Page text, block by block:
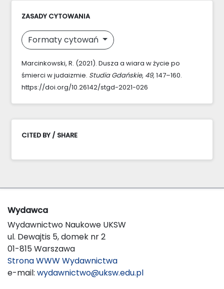
ZASADY CYTOWANIA
Formaty cytowań
Marcinkowski, R. (2021). Dusza a wiara w życie po
śmierci w judaizmie. Studia Gdańskie, 49, 147–160.
https://doi.org/10.26142/stgd-2021-026
CITED BY / SHARE
Wydawca
Wydawnictwo Naukowe UKSW
ul. Dewajtis 5, domek nr 2
01-815 Warszawa
Strona WWW Wydawnictwa
e-mail: wydawnictwo@uksw.edu.pl